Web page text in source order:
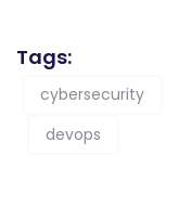
Tags:
cybersecurity
devops